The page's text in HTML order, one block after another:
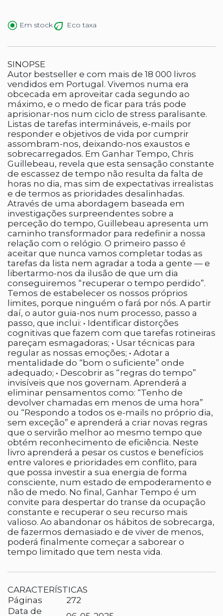
Em stock Eco taxa
SINOPSE
Autor bestseller e com mais de 18 000 livros
vendidos em Portugal. Vivemos numa era
obcecada em aproveitar cada segundo ao
máximo, e o medo de ficar para trás pode
aprisionar-nos num ciclo de stress paralisante.
Listas de tarefas intermináveis, e-mails por
responder e objetivos de vida por cumprir
assombram-nos, deixando-nos exaustos e
sobrecarregados. Em Ganhar Tempo, Chris
Guillebeau, revela que esta sensação constante
de escassez de tempo não resulta da falta de
horas no dia, mas sim de expectativas irrealistas
e de termos as prioridades desalinhadas.
Através de uma abordagem baseada em
investigações surpreendentes sobre a
perceção do tempo, Guillebeau apresenta um
caminho transformador para redefinir a nossa
relação com o relógio. O primeiro passo é
aceitar que nunca vamos completar todas as
tarefas da lista nem agradar a toda a gente — e
libertarmo-nos da ilusão de que um dia
conseguiremos “recuperar o tempo perdido”.
Temos de estabelecer os nossos próprios
limites, porque ninguém o fará por nós. A partir
daí, o autor guia-nos num processo, passo a
passo, que inclui: • Identificar distorções
cognitivas que fazem com que tarefas rotineiras
pareçam esmagadoras; • Usar técnicas para
regular as nossas emoções; • Adotar a
mentalidade do “bom o suficiente” onde
adequado; • Descobrir as “regras do tempo”
invisíveis que nos governam. Aprenderá a
eliminar pensamentos como: “Tenho de
devolver chamadas em menos de uma hora”
ou “Respondo a todos os e-mails no próprio dia,
sem exceção” e aprenderá a criar novas regras
que o servirão melhor ao mesmo tempo que
obtém reconhecimento de eficiência. Neste
livro aprenderá a pesar os custos e benefícios
entre valores e prioridades em conflito, para
que possa investir a sua energia de forma
consciente, num estado de empoderamento e
não de medo. No final, Ganhar Tempo é um
convite para despertar do transe da ocupação
constante e recuperar o seu recurso mais
valioso. Ao abandonar os hábitos de sobrecarga,
de fazermos demasiado e de viver de menos,
poderá finalmente começar a saborear o
tempo limitado que tem nesta vida.
CARACTERÍSTICAS
Páginas
272
Data de